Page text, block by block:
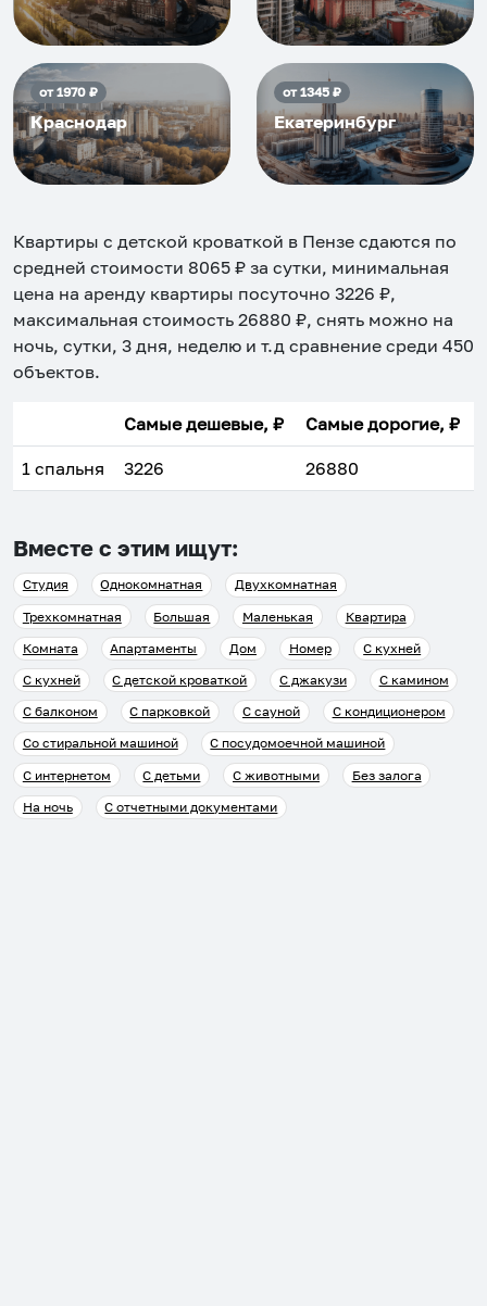
от1970₽
Краснодар
от1345₽
Екатеринбург
Квартиры с детской кроваткой в Пензе сдаются по
средней стоимости 8065 ₽ за сутки, минимальная
цена на аренду квартиры посуточно 3226 ₽,
максимальная стоимость 26880 ₽, снять можно на
ночь, сутки, 3 дня, неделю и т.д сравнение среди 450
объектов.
Самые дешевые, ₽ Самые дорогие, ₽
1 спальня 3226 26880
Вместе с этим ищут:
Студия Однокомнатная
Двухкомнатная
Трехкомнатная
Большая Маленькая
Квартира
Комната
Апартаменты Дом Номер
С кухней
С кухней
С детской кроваткой С джакузи
С камином
С балконом
С парковкой С сауной
С кондиционером
Со стиральной машиной
С посудомоечной машиной
С интернетом
С детьми С животными
Без залога
На ночь
С отчетными документами